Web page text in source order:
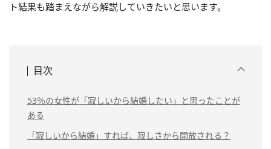
ト結果も踏まえながら解説していきたいと思います。
目次
53％の女性が「寂しいから結婚したい」と思ったことが
ある
「寂しいから結婚」すれば、寂しさから開放される？